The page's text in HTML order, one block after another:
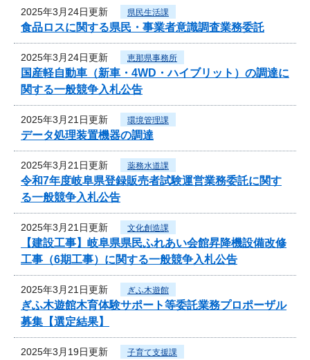
2025年3月24日更新 県民生活課
食品ロスに関する県民・事業者意識調査業務委託
2025年3月24日更新 恵那県事務所
国産軽自動車（新車・4WD・ハイブリット）の調達に
関する一般競争入札公告
2025年3月21日更新 環境管理課
データ処理装置機器の調達
2025年3月21日更新 薬務水道課
令和7年度岐阜県登録販売者試験運営業務委託に関す
る一般競争入札公告
2025年3月21日更新 文化創造課
【建設工事】岐阜県県民ふれあい会館昇降機設備改修
工事（6期工事）に関する一般競争入札公告
2025年3月21日更新 ぎふ木遊館
ぎふ木遊館木育体験サポート等委託業務プロポーザル
募集【選定結果】
2025年3月19日更新 子育て支援課